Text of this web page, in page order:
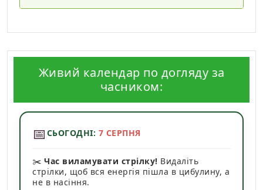
Живий календар по догляду за
часником:
📅 СЬОГОДНІ: 7 СЕРПНЯ
✂️ Час виламувати стрілку! Видаліть
стрілки, щоб вся енергія пішла в цибулину, а
не в насіння.